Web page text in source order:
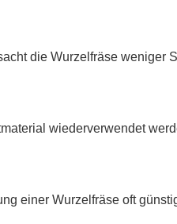
die Wurzelfräse weniger
wiederverwendet
einer Wurzelfräse oft